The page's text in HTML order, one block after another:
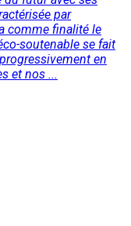
par
comme finalité le
soutenable se fait
en
et nos ...